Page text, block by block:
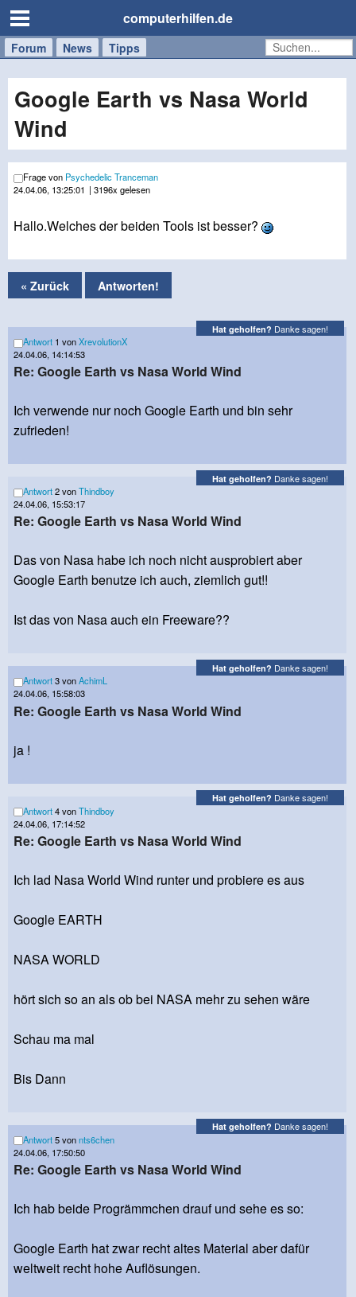
computerhilfen.de
Forum News Tipps
Handy
Tablet
Windows
Mac
Google Earth vs Nasa World
Wind
Frage von Psychedelic Tranceman
24.04.06, 13:25:01 | 3196x gelesen
Hallo.Welches der beiden Tools ist besser?
« Zurück Antworten!
Hat geholfen? Danke sagen!
Antwort 1 vonXrevolutionX
24.04.06, 14:14:53
Re: Google Earth vs Nasa World Wind
Ich verwende nur noch Google Earth und bin sehr
zufrieden!
Hat geholfen? Danke sagen!
Antwort2 vonThindboy
24.04.06, 15:53:17
Re: Google Earth vs Nasa World Wind
Das von Nasa habe ich noch nicht ausprobiert aber
Google Earth benutze ich auch, ziemlich gut!!
Ist das von Nasa auch ein Freeware??
Hat geholfen? Danke sagen!
Antwort3 vonAchimL
24.04.06, 15:58:03
Re: Google Earth vs Nasa World Wind
ja !
Hat geholfen? Danke sagen!
Antwort4 vonThindboy
24.04.06, 17:14:52
Re: Google Earth vs Nasa World Wind
Ich lad Nasa World Wind runter und probiere es aus
Google EARTH
NASA WORLD
hört sich so an als ob bei NASA mehr zu sehen wäre
Schau ma mal
Bis Dann
Hat geholfen? Danke sagen!
Antwort5 vonnts6chen
24.04.06, 17:50:50
Re: Google Earth vs Nasa World Wind
Ich hab beide Progrämmchen drauf und sehe es so:
Google Earth hat zwar recht altes Material aber dafür
weltweit recht hohe Auflösungen.